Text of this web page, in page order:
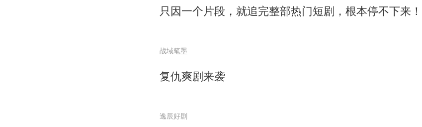
只因一个片段，就追完整部热门短剧，根本停不下来！
战域笔墨
复仇爽剧来袭
逸辰好剧